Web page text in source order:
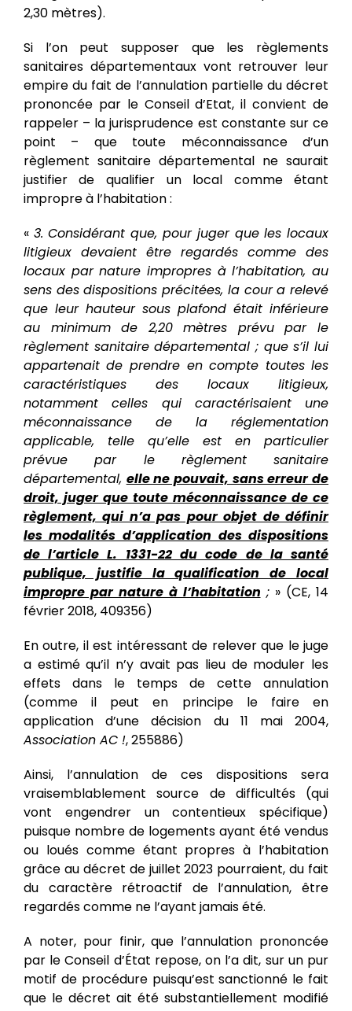
2,30 mètres).
Si l’on peut supposer que les règlements
sanitaires départementaux vont retrouver leur
empire du fait de l’annulation partielle du décret
prononcée par le Conseil d’Etat, il convient de
rappeler – la jurisprudence est constante sur ce
point – que toute méconnaissance d’un
règlement sanitaire départemental ne saurait
justifier de qualifier un local comme étant
impropre à l’habitation :
« 3. Considérant que, pour juger que les locaux
litigieux devaient être regardés comme des
locaux par nature impropres à l’habitation, au
sens des dispositions précitées, la cour a relevé
que leur hauteur sous plafond était inférieure
au minimum de 2,20 mètres prévu par le
règlement sanitaire départemental ; que s’il lui
appartenait de prendre en compte toutes les
caractéristiques des locaux litigieux,
notamment celles qui caractérisaient une
méconnaissance de la réglementation
applicable, telle qu’elle est en particulier
prévue par le règlement sanitaire
départemental, elle ne pouvait, sans erreur de
droit, juger que toute méconnaissance de ce
règlement, qui n’a pas pour objet de définir
les modalités d’application des dispositions
de l’article L. 1331-22 du code de la santé
publique, justifie la qualification de local
impropre par nature à l’habitation ; » (CE, 14
février 2018, 409356)
En outre, il est intéressant de relever que le juge
a estimé qu’il n’y avait pas lieu de moduler les
effets dans le temps de cette annulation
(comme il peut en principe le faire en
application d’une décision du 11 mai 2004,
Association AC !, 255886)
Ainsi, l’annulation de ces dispositions sera
vraisemblablement source de difficultés (qui
vont engendrer un contentieux spécifique)
puisque nombre de logements ayant été vendus
ou loués comme étant propres à l’habitation
grâce au décret de juillet 2023 pourraient, du fait
du caractère rétroactif de l’annulation, être
regardés comme ne l’ayant jamais été.
A noter, pour finir, que l’annulation prononcée
par le Conseil d’État repose, on l’a dit, sur un pur
motif de procédure puisqu’est sanctionné le fait
que le décret ait été substantiellement modifié